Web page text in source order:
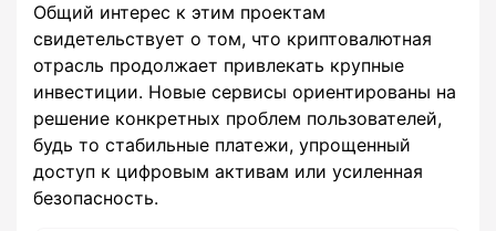
Общий интерес к этим проектам
свидетельствует о том, что криптовалютная
отрасль продолжает привлекать крупные
инвестиции. Новые сервисы ориентированы на
решение конкретных проблем пользователей,
будь то стабильные платежи, упрощенный
доступ к цифровым активам или усиленная
безопасность.